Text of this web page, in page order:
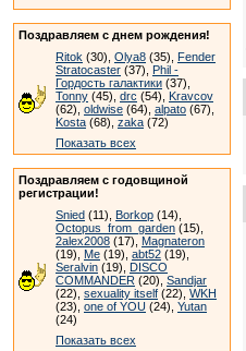
Поздравляем с днем рождения!
Ritok (30), Olya8 (35), Fender
Stratocaster (37), Phil -
Гордость галактики (37),
Tonny (45), drc (54), Kravcov
(62), oldwise (64), alpato (67),
Kosta (68), zaka (72)
Показать всех
Поздравляем с годовщиной
регистрации!
Snied (11), Borkop (14),
Octopus_from_garden (15),
2alex2008 (17), Magnateron
(19), Me (19), abt52 (19),
Seralvin (19), DISCO
COMMANDER (20), Sandjar
(22), sexuality itself (22), WKH
(23), one of YOU (24), Yutan
(24)
Показать всех